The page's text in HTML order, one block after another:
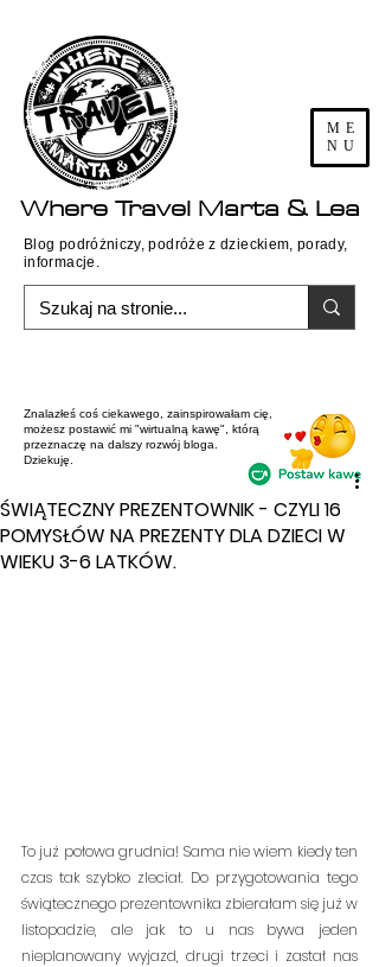
ME
NU
WhereTravel Marta & Lea
Blog podróżniczy, podróże z dzieckiem, porady,
informacje.
Znalazłeś coś ciekawego, zainspirowałam cię,
możesz postawić mi "wirtualną kawę", którą
przeznaczę na dalszy rozwój bloga.
Dziekuję.
ŚWIĄTECZNY PREZENTOWNIK - CZYLI 16
POMYSŁÓW NA PREZENTY DLA DZIECI W
WIEKU 3-6 LATKÓW.
To już połowa grudnia! Sama nie wiem kiedy ten
czas tak szybko zleciał. Do przygotowania tego
świątecznego prezentownika zbierałam się już w
listopadzie, ale jak to u nas bywa jeden
nieplanowany wyjazd, drugi trzeci i zastał nas